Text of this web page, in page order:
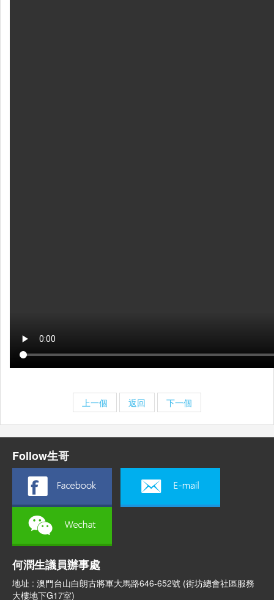
上一個 返回 下一個
Follow生哥
何潤生議員辦事處
地址 : 澳門台山白朗古將軍大馬路646-652號 (街坊總會社區服務
大樓地下G17室)